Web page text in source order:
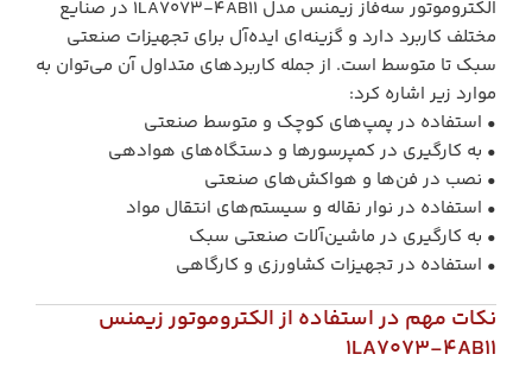
الکتروموتور سه‌فاز زیمنس مدل 1LA7073-4AB11 در صنایع
مختلف کاربرد دارد و گزینه‌ای ایده‌آل برای تجهیزات صنعتی
سبک تا متوسط است. از جمله کاربردهای متداول آن می‌توان به
موارد زیر اشاره کرد:
• استفاده در پمپ‌های کوچک و متوسط صنعتی
• به کارگیری در کمپرسورها و دستگاه‌های هوادهی
• نصب در فن‌ها و هواکش‌های صنعتی
• استفاده در نوار نقاله و سیستم‌های انتقال مواد
• به کارگیری در ماشین‌آلات صنعتی سبک
• استفاده در تجهیزات کشاورزی و کارگاهی
نکات مهم در استفاده از الکتروموتور زیمنس
1LA7073-4AB11